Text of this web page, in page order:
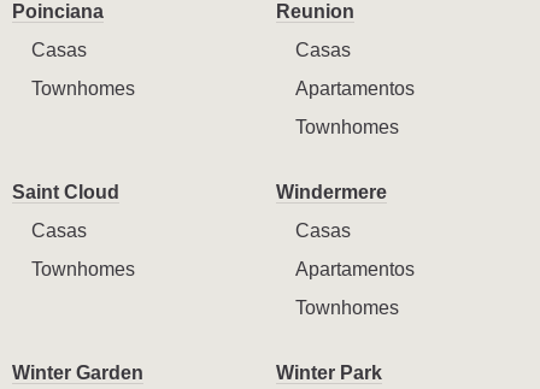
Poinciana
Casas
Townhomes
Reunion
Casas
Apartamentos
Townhomes
Saint Cloud
Casas
Townhomes
Windermere
Casas
Apartamentos
Townhomes
Winter Garden
Winter Park